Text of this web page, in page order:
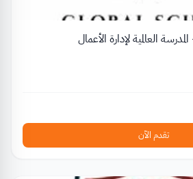
العالمية لإدارة الأعمال
تقدم الآن